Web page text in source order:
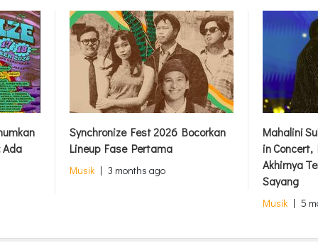
Ada
Synchronize Fest 2026 Bocorkan
Lineup Fase Pertama
Musik | 3 months ago
Mahalini
in
Akhirnya
Sayang
Musik | 5